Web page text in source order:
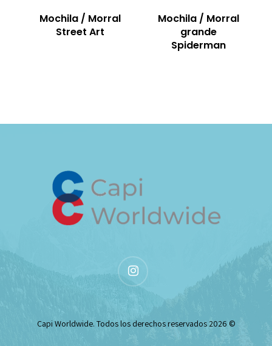
Mochila / Morral
grande
Spiderman
Mochila / Morral
Street Art
instagram
© 2026 Capi Worldwide. Todos los derechos reservados